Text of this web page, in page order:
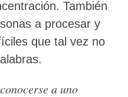
También
a procesar y
que tal vez no
a uno